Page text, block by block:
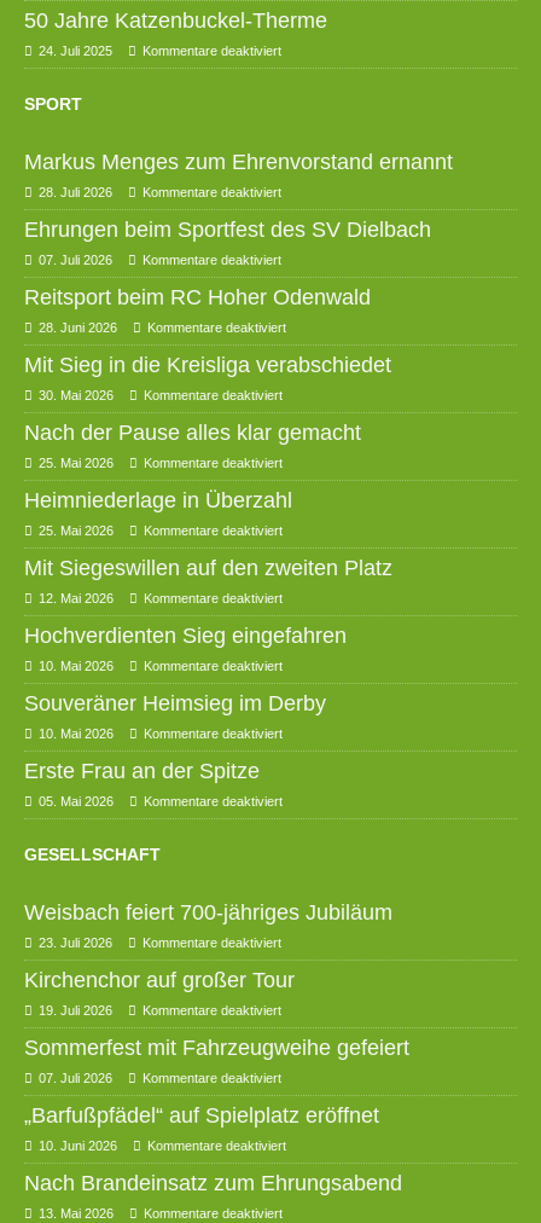
50 Jahre Katzenbuckel-Therme
24. Juli 2025 Kommentare deaktiviert
SPORT
Markus Menges zum Ehrenvorstand ernannt
28. Juli 2026 Kommentare deaktiviert
Ehrungen beim Sportfest des SV Dielbach
07. Juli 2026 Kommentare deaktiviert
Reitsport beim RC Hoher Odenwald
28. Juni 2026 Kommentare deaktiviert
Mit Sieg in die Kreisliga verabschiedet
30. Mai 2026 Kommentare deaktiviert
Nach der Pause alles klar gemacht
25. Mai 2026 Kommentare deaktiviert
Heimniederlage in Überzahl
25. Mai 2026 Kommentare deaktiviert
Mit Siegeswillen auf den zweiten Platz
12. Mai 2026 Kommentare deaktiviert
Hochverdienten Sieg eingefahren
10. Mai 2026 Kommentare deaktiviert
Souveräner Heimsieg im Derby
10. Mai 2026 Kommentare deaktiviert
Erste Frau an der Spitze
05. Mai 2026 Kommentare deaktiviert
GESELLSCHAFT
Weisbach feiert 700-jähriges Jubiläum
23. Juli 2026 Kommentare deaktiviert
Kirchenchor auf großer Tour
19. Juli 2026 Kommentare deaktiviert
Sommerfest mit Fahrzeugweihe gefeiert
07. Juli 2026 Kommentare deaktiviert
„Barfußpfädel“ auf Spielplatz eröffnet
10. Juni 2026 Kommentare deaktiviert
Nach Brandeinsatz zum Ehrungsabend
13. Mai 2026 Kommentare deaktiviert